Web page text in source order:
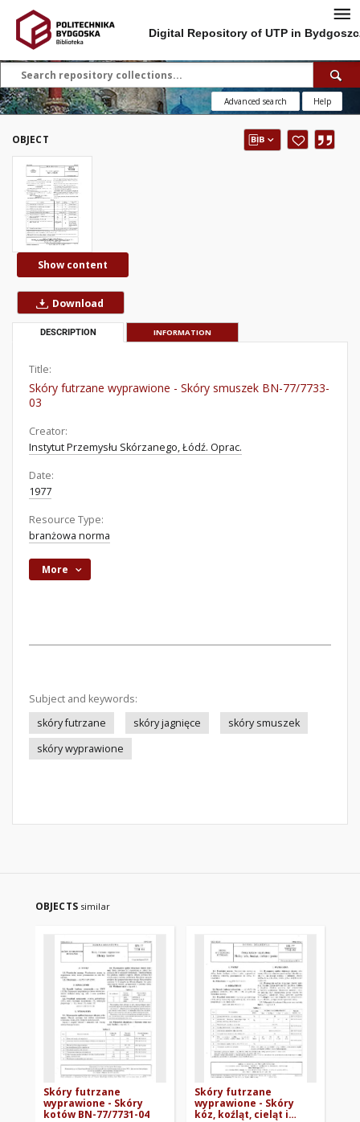
Digital Repository of UTP in
Advanced search Help
OBJECT
Show content
Download
DESCRIPTION INFORMATION
Title:
Skóry futrzane wyprawione - Skóry smuszek BN-77/7733-
03
Creator:
Instytut Przemysłu Skórzanego, Łódź. Oprac.
Date:
1977
Resource Type:
branżowa norma
More
Subject and keywords:
skóry futrzane
skóry jagnięce
skóry smuszek
skóry wyprawione
OBJECTS similar
Skóry futrzane
wyprawione - Skóry
kotów BN-77/7731-04
Skóry futrzane
wyprawione - Skóry
kóz, koźląt, cieląt i